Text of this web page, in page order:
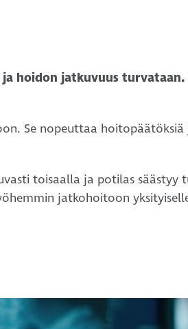
hoidon jatkuvuus turvataan.
Se nopeuttaa hoitopäätöksiä
toisaalla ja potilas säästyy
jatkohoitoon